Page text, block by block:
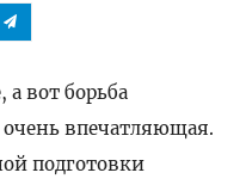
вот борьба
очень впечатляющая.
подготовки